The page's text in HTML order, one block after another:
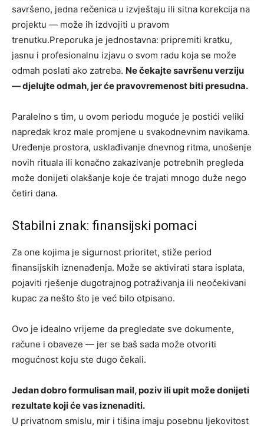
savršeno, jedna rečenica u izvještaju ili sitna korekcija na
projektu — može ih izdvojiti u pravom
trenutku.Preporuka je jednostavna: pripremiti kratku,
jasnu i profesionalnu izjavu o svom radu koja se može
odmah poslati ako zatreba. Ne čekajte savršenu verziju
— djelujte odmah, jer će pravovremenost biti presudna.
Paralelno s tim, u ovom periodu moguće je postići veliki
napredak kroz male promjene u svakodnevnim navikama.
Uređenje prostora, usklađivanje dnevnog ritma, unošenje
novih rituala ili konačno zakazivanje potrebnih pregleda
može donijeti olakšanje koje će trajati mnogo duže nego
četiri dana.
Stabilni znak: finansijski pomaci
Za one kojima je sigurnost prioritet, stiže period
finansijskih iznenađenja. Može se aktivirati stara isplata,
pojaviti rješenje dugotrajnog potraživanja ili neočekivani
kupac za nešto što je već bilo otpisano.
Ovo je idealno vrijeme da pregledate sve dokumente,
račune i obaveze — jer se baš sada može otvoriti
mogućnost koju ste dugo čekali.
Jedan dobro formulisan mail, poziv ili upit može donijeti
rezultate koji će vas iznenaditi.
U privatnom smislu, mir i tišina imaju posebnu ljekovitost